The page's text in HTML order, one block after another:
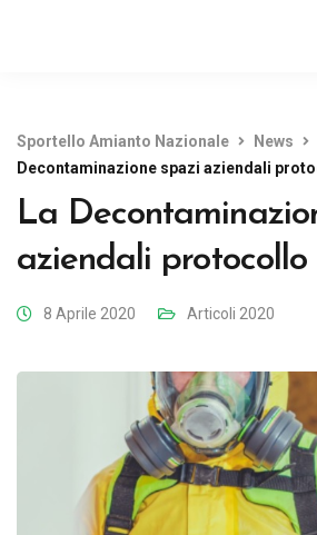
Sportello Amianto Nazionale News
Decontaminazione spazi aziendali
La
aziendali protocollo
8 Aprile 2020 Articoli 2020